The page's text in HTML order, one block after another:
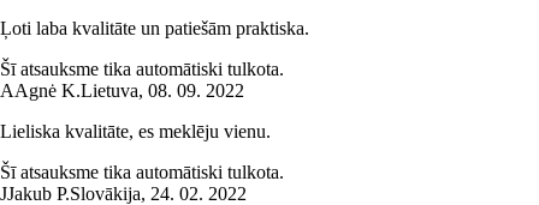
Ļoti laba kvalitāte un patiešām praktiska.
Šī atsauksme tika automātiski tulkota.
AAgnė K.Lietuva, 08. 09. 2022
Lieliska kvalitāte, es meklēju vienu.
Šī atsauksme tika automātiski tulkota.
JJakub P.Slovākija, 24. 02. 2022